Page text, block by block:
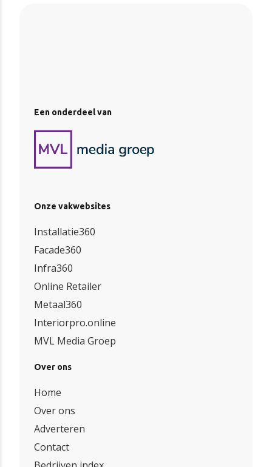
Een onderdeel van
Onze vakwebsites
Installatie360
Facade360
Infra360
Online Retailer
Metaal360
Interiorpro.online
MVL Media Groep
Over ons
Home
Over ons
Adverteren
Contact